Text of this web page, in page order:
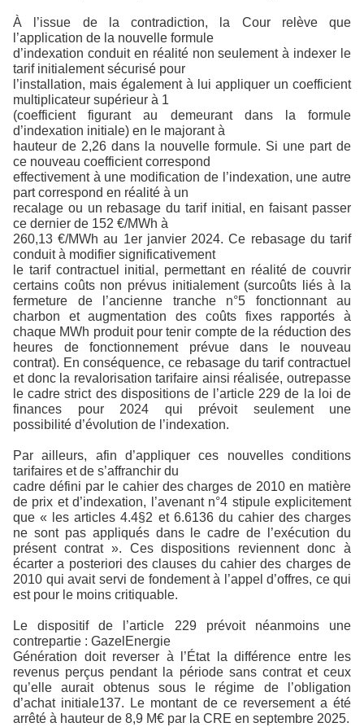
À l’issue de la contradiction, la Cour relève que
l’application de la nouvelle formule
d’indexation conduit en réalité non seulement à indexer le
tarif initialement sécurisé pour
l’installation, mais également à lui appliquer un coefficient
multiplicateur supérieur à 1
(coefficient figurant au demeurant dans la formule
d’indexation initiale) en le majorant à
hauteur de 2,26 dans la nouvelle formule. Si une part de
ce nouveau coefficient correspond
effectivement à une modification de l’indexation, une autre
part correspond en réalité à un
recalage ou un rebasage du tarif initial, en faisant passer
ce dernier de 152 €/MWh à
260,13 €/MWh au 1er janvier 2024. Ce rebasage du tarif
conduit à modifier significativement
le tarif contractuel initial, permettant en réalité de couvrir
certains coûts non prévus initialement (surcoûts liés à la
fermeture de l’ancienne tranche n°5 fonctionnant au
charbon et augmentation des coûts fixes rapportés à
chaque MWh produit pour tenir compte de la réduction des
heures de fonctionnement prévue dans le nouveau
contrat). En conséquence, ce rebasage du tarif contractuel
et donc la revalorisation tarifaire ainsi réalisée, outrepasse
le cadre strict des dispositions de l’article 229 de la loi de
finances pour 2024 qui prévoit seulement une
possibilité d’évolution de l’indexation.
Par ailleurs, afin d’appliquer ces nouvelles conditions
tarifaires et de s’affranchir du
cadre défini par le cahier des charges de 2010 en matière
de prix et d’indexation, l’avenant n°4 stipule explicitement
que « les articles 4.4§2 et 6.6136 du cahier des charges
ne sont pas appliqués dans le cadre de l’exécution du
présent contrat ». Ces dispositions reviennent donc à
écarter a posteriori des clauses du cahier des charges de
2010 qui avait servi de fondement à l’appel d’offres, ce qui
est pour le moins critiquable.
Le dispositif de l’article 229 prévoit néanmoins une
contrepartie : GazelEnergie
Génération doit reverser à l’État la différence entre les
revenus perçus pendant la période sans contrat et ceux
qu’elle aurait obtenus sous le régime de l’obligation
d’achat initiale137. Le montant de ce reversement a été
arrêté à hauteur de 8,9 M€ par la CRE en septembre 2025.